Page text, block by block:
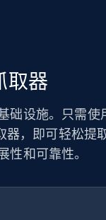
取器
础设施。只需使
器，即可轻松提
性和可靠性。